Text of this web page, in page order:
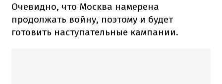
Очевидно, что Москва намерена
продолжать войну, поэтому и будет
готовить наступательные кампании.